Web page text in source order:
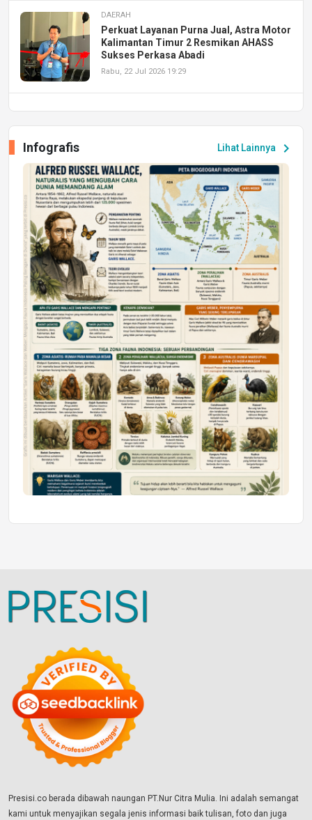
DAERAH
Perkuat Layanan Purna Jual, Astra Motor
Kalimantan Timur 2 Resmikan AHASS
Sukses Perkasa Abadi
Rabu, 22 Jul 2026 19:29
Peluang Kerja dan Magang
Jumat, 17 Jul 2026 22:30
DAERAH
Astra Motor Kalimantan Timur 2 Dukung
Mahasiswa Samarinda dalam Astra
Honda SDGs Future Leaders 2026
Jumat, 10 Jul 2026 19:01
Lihat Lainnya chevron_right
Infografis
Presisi.co berada dibawah naungan PT.Nur Citra Mulia. Ini adalah semangat
kami untuk menyajikan segala jenis informasi baik tulisan, foto dan juga